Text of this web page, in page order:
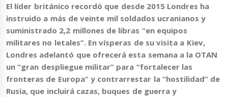
El líder británico recordó que desde 2015 Londres ha
instruido a más de veinte mil soldados ucranianos y
suministrado 2,2 millones de libras “en equipos
militares no letales”. En vísperas de su visita a Kiev,
Londres adelantó que ofrecerá esta semana a la OTAN
un “gran despliegue militar” para “fortalecer las
fronteras de Europa” y contrarrestar la “hostilidad” de
Rusia, que incluirá cazas, buques de guerra y